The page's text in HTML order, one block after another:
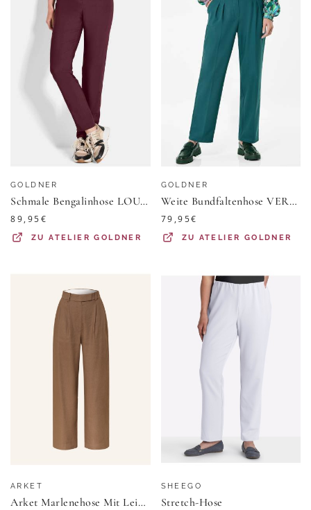
GOLDNER
Schmale Bengalinhose LOUISA innen angeraut - bordeaux - Gr. 38 von Goldner Fashion
89,95€
ZUATELIER GOLDNER
GOLDNER
Weite Bundfaltenhose VERA - dunkelgrün - Gr. 54 von Goldner Fashion
79,95€
ZU ATELIER GOLDNER
ARKET
Arket Marlenehose Mit Leinen braun
SHEEGO
Stretch-Hose